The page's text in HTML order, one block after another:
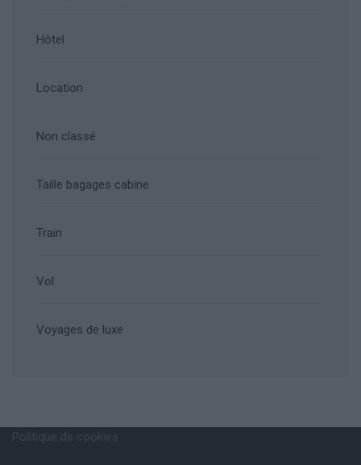
Hôtel
Location
Non classé
Taille bagages cabine
Train
Vol
Voyages de luxe